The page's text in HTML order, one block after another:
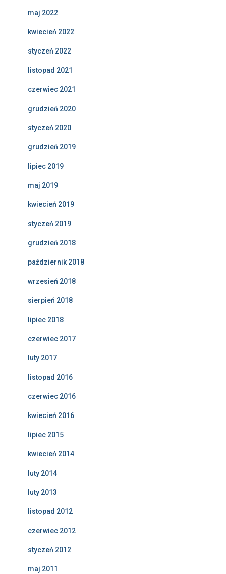
maj 2022
kwiecień 2022
styczeń 2022
listopad 2021
czerwiec 2021
grudzień 2020
styczeń 2020
grudzień 2019
lipiec 2019
maj 2019
kwiecień 2019
styczeń 2019
grudzień 2018
październik 2018
wrzesień 2018
sierpień 2018
lipiec 2018
czerwiec 2017
luty 2017
listopad 2016
czerwiec 2016
kwiecień 2016
lipiec 2015
kwiecień 2014
luty 2014
luty 2013
listopad 2012
czerwiec 2012
styczeń 2012
maj 2011